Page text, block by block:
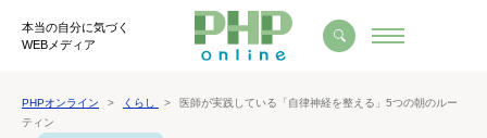
本当の自分に気づく
WEBメディア
PHPオンライン くらし
医師が実践している「自律神経を整える」5つの朝のルー
ティン